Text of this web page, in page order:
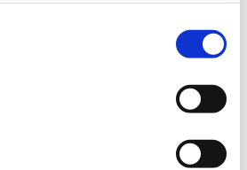
Onder het motto
doe eens
er op uit naar Mechelen waar je
vernieuwde speelgoedmuseum